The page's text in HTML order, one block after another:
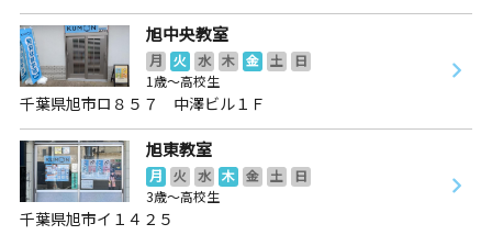
旭中央教室
月 火 水 木 金 土
日
1歳～高校生
千葉県旭市ロ８５７ 中澤ビル１Ｆ
旭東教室
月 火 水 木 金 土
日
3歳～高校生
千葉県旭市イ１４２５